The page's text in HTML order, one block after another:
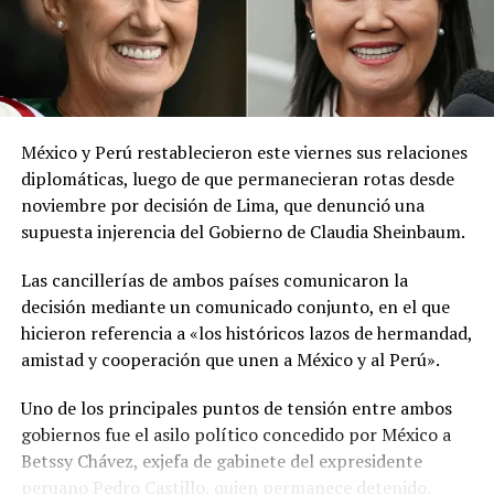
El ministerio agregó que, pese a la presencia del polvo
del Sahara, se esperan lluvias durante los próximos días,
por lo que pidió a la población mantenerse atenta a la
información oficial sobre las condiciones
meteorológicas.
Las autoridades reiteraron el llamado a consultar los
canales oficiales del MARN y adoptar las medidas de
prevención necesarias para reducir los efectos de este
fenómeno atmosférico, especialmente entre las
personas con mayor riesgo de complicaciones de salud.
Comparte esto:
Facebook X
Me gusta esto:
México y Perú restablecieron este viernes sus relaciones
diplomáticas, luego de que permanecieran rotas desde
noviembre por decisión de Lima, que denunció una
supuesta injerencia del Gobierno de Claudia Sheinbaum.
Las cancillerías de ambos países comunicaron la
decisión mediante un comunicado conjunto, en el que
hicieron referencia a «los históricos lazos de hermandad,
amistad y cooperación que unen a México y al Perú».
Uno de los principales puntos de tensión entre ambos
gobiernos fue el asilo político concedido por México a
Betssy Chávez, exjefa de gabinete del expresidente
peruano Pedro Castillo, quien permanece detenido.